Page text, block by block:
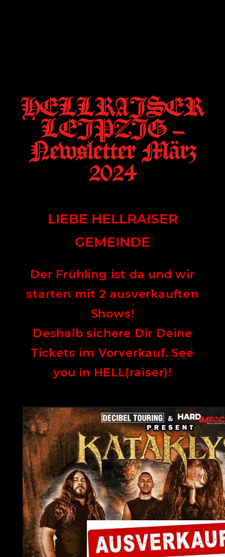
HELLRAISER
LEIPZIG –
Newsletter März
2024
LIEBE HELLRAISER
GEMEINDE
Der Frühling ist da und wir
starten mit 2 ausverkauften
Shows!
Deshalb sichere Dir Deine
Tickets im Vorverkauf. See
you in HELL(raiser)!